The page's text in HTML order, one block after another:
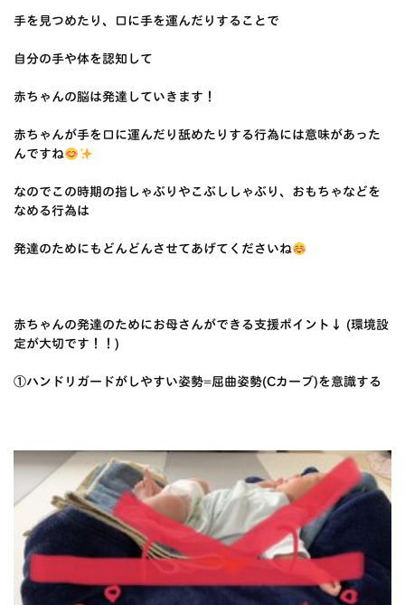
手を見つめたり、口に手を運んだりすることで
自分の手や体を認知して
赤ちゃんの脳は発達していきます！
赤ちゃんが手を口に運んだり舐めたりする行為には意味があった
んですね
なのでこの時期の指しゃぶりやこぶししゃぶり、おもちゃなどを
なめる行為は
発達のためにもどんどんさせてあげてくださいね
赤ちゃんの発達のためにお母さんができる支援ポイント↓ (環境設
定が大切です！！)
①ハンドリガードがしやすい姿勢=屈曲姿勢(Cカーブ)を意識する